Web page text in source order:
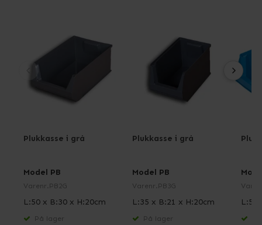
Plukkasse i grå
Model PB
Varenr. PB2G
L:50 x B:30 x H:20cm
På lager
Plukkasse i grå
Model PB
Varenr. PB3G
L:35 x B:21 x H:20cm
På lager
L:50